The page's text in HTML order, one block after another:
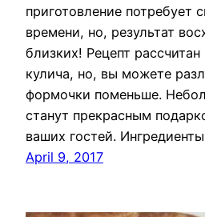
приготовление потребует
времени, но, результат
близких! Рецепт
кулича, но, вы можете
формочки поменьше.
станут прекрасным
ваших гостей.
April 9, 2017